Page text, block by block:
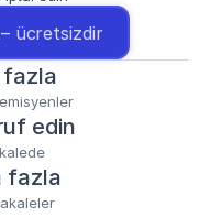
– ücretsizdir
fazla
edin
fazla